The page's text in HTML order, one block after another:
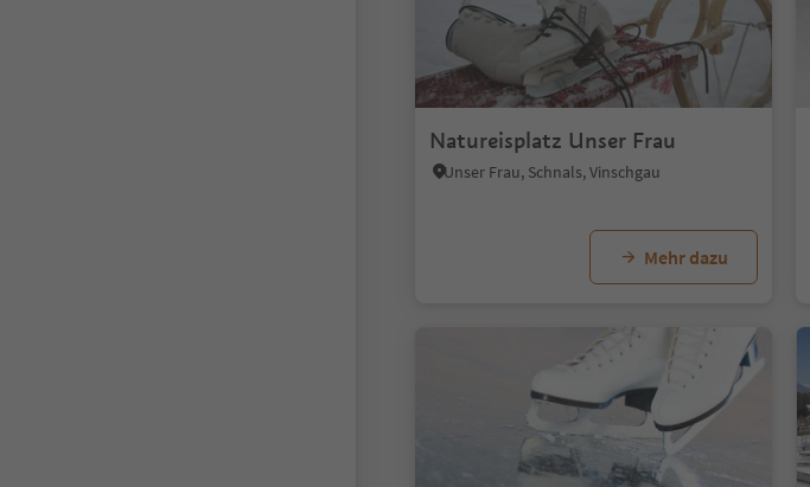
Natureisplatz Unser Frau
Unser Frau, Schnals, Vinschgau
Mehr dazu